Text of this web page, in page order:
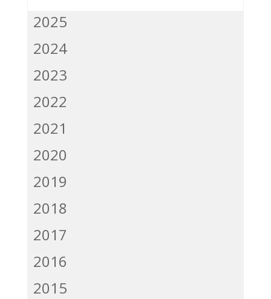
2025
2024
2023
2022
2021
2020
2019
2018
2017
2016
2015